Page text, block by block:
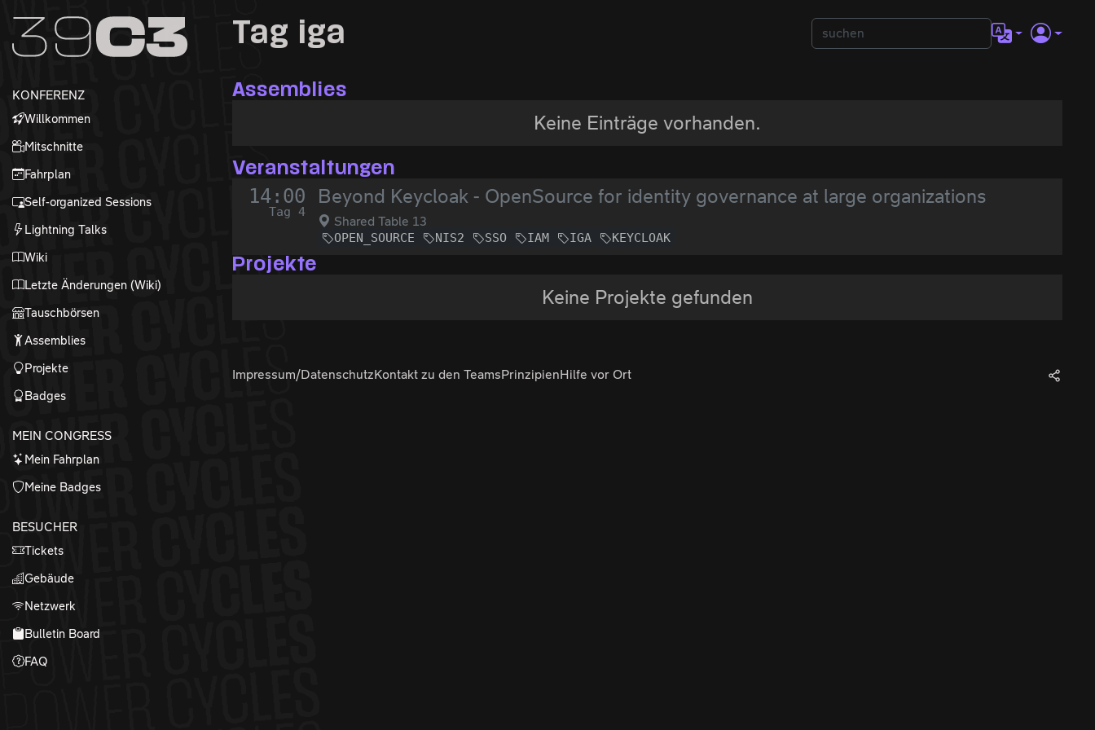
Zum Inhalt
Zum Footer
KONFERENZ
Willkommen
Mitschnitte
Fahrplan
Self-organized Sessions
Lightning Talks
Wiki
Letzte Änderungen (Wiki)
Tauschbörsen
Assemblies
Projekte
Badges
MEIN CONGRESS
Mein Fahrplan
Meine Badges
BESUCHER
Tickets
Gebäude
Netzwerk
Bulletin Board
FAQ
Tag iga
Assemblies
Keine Einträge vorhanden.
Veranstaltungen
14:00
Tag 4
Beyond Keycloak - OpenSource for identity governance at large organizations
Shared Table 13
OPEN_SOURCE NIS2 SSO IAM IGA KEYCLOAK
Projekte
Keine Projekte gefunden
Impressum/DatenschutzKontakt zu den TeamsPrinzipienHilfe vor Ort